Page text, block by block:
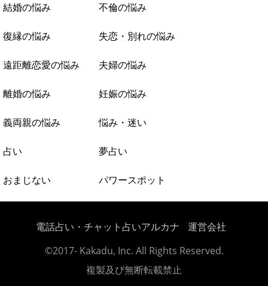
結婚の悩み 不倫の悩み
復縁の悩み 失恋・別れの悩み
遠距離恋愛の悩み 夫婦の悩み
離婚の悩み 妊娠の悩み
義両親の悩み 悩み・迷い
占い 夢占い
おまじない パワースポット
電話占い・チャット占いアルカナ
運営会社
©2017- Kakadu, Inc. All Rights Reserved.
複製及び無断転載禁止